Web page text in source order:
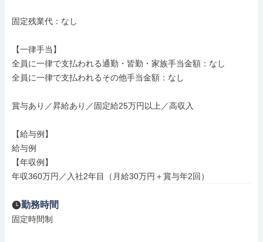
固定残業代：なし
【一律手当】
全員に一律で支払われる通勤・皆勤・家族手当金額：なし
全員に一律で支払われるその他手当金額：なし
賞与あり／昇給あり／固定給25万円以上／高収入
【給与例】
給与例
【年収例】
年収360万円／入社2年目（月給30万円＋賞与年2回）
勤務時間
固定時間制